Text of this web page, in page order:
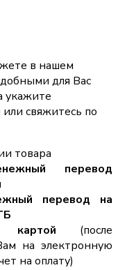
в нашем
для Вас
укажите
свяжитесь по
товара
перевод
перевод на
картой (после
на электронную
на оплату)